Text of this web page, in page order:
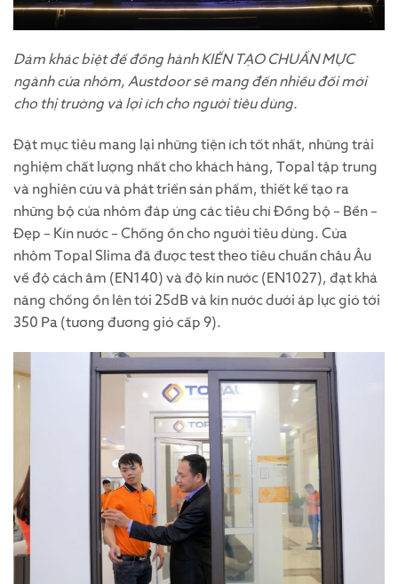
Dám khác biệt để đồng hành KIẾN TẠO CHUẨN MỰC
ngành cửa nhôm, Austdoor sẽ mang đến nhiều đổi mới
cho thị trường và lợi ích cho người tiêu dùng.
Đặt mục tiêu mang lại những tiện ích tốt nhất, những trải
nghiệm chất lượng nhất cho khách hàng, Topal tập trung
và nghiên cứu và phát triển sản phẩm, thiết kế tạo ra
những bộ cửa nhôm đáp ứng các tiêu chí Đồng bộ – Bền –
Đẹp – Kín nước – Chống ồn cho người tiêu dùng. Cửa
nhôm Topal Slima đã được test theo tiêu chuẩn châu Âu
về độ cách âm (EN140) và độ kín nước (EN1027), đạt khả
năng chống ồn lên tới 25dB và kín nước dưới áp lực gió tới
350 Pa (tương đương gió cấp 9).